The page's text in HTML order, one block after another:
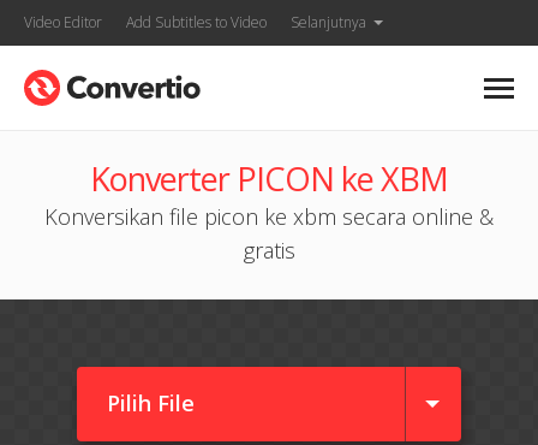
Video Editor Add Subtitles to Video Selanjutnya
Konverter PICON ke XBM
Konversikan file picon ke xbm secara online &
gratis
Pilih File